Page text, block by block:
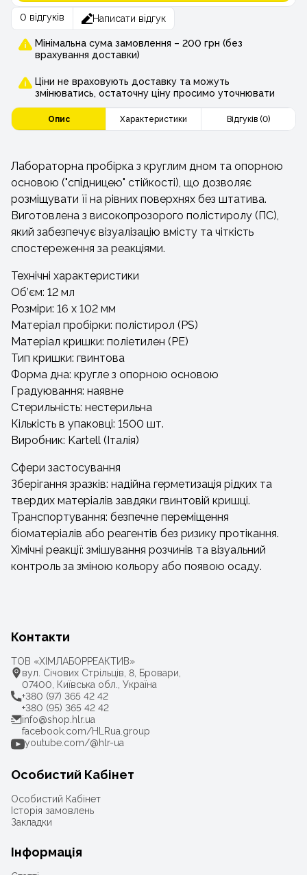
0 відгуків Написати відгук
Мінімальна сума замовлення – 200 грн (без
врахування доставки)
Ціни не враховують доставку та можуть
змінюватись, остаточну ціну просимо уточнювати
Опис Характеристики Відгуків (0)
Лабораторна пробірка з круглим дном та опорною
основою ("спідницею" стійкості), що дозволяє
розміщувати її на рівних поверхнях без штатива.
Виготовлена з високопрозорого полістиролу (ПС),
який забезпечує візуалізацію вмісту та чіткість
спостереження за реакціями.
Технічні характеристики
Об’єм: 12 мл
Розміри: 16 х 102 мм
Матеріал пробірки: полістирол (PS)
Матеріал кришки: поліетилен (PE)
Тип кришки: гвинтова
Форма дна: кругле з опорною основою
Градуювання: наявне
Стерильність: нестерильна
Кількість в упаковці: 1500 шт.
Виробник: Kartell (Італія)
Сфери застосування
Зберігання зразків: надійна герметизація рідких та
твердих матеріалів завдяки гвинтовій кришці.
Транспортування: безпечне переміщення
біоматеріалів або реагентів без ризику протікання.
Хімічні реакції: змішування розчинів та візуальний
контроль за зміною кольору або появою осаду.
Контакти
ТОВ «ХІМЛАБОРРЕАКТИВ»
вул. Січових Стрільців, 8, Бровари,
07400, Київська обл., Україна
+380 (97) 365 42 42
+380 (95) 365 42 42
info@shop.hlr.ua
facebook.com/HLRua.group
youtube.com/@hlr-ua
Особистий Кабінет
Особистий Кабінет
Історія замовлень
Закладки
Інформація